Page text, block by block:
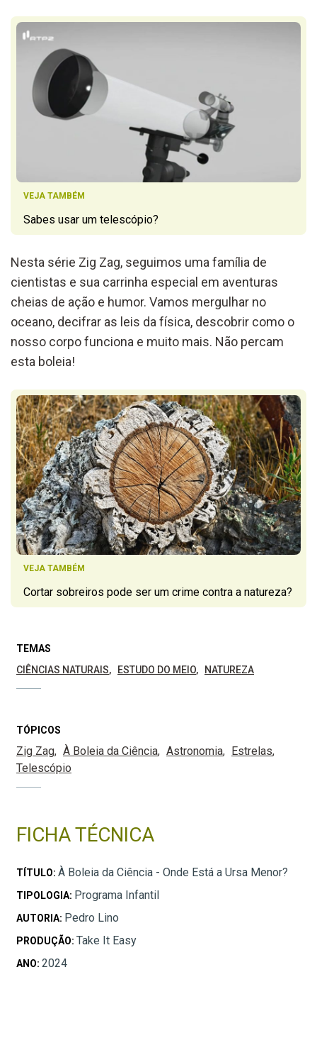
VEJA TAMBÉM
Sabes usar um telescópio?
Nesta série Zig Zag, seguimos uma família de
cientistas e sua carrinha especial em aventuras
cheias de ação e humor. Vamos mergulhar no
oceano, decifrar as leis da física, descobrir como o
nosso corpo funciona e muito mais. Não percam
esta boleia!
VEJA TAMBÉM
Cortar sobreiros pode ser um crime contra a natureza?
TEMAS
CIÊNCIAS NATURAIS
ESTUDO DO MEIO NATUREZA
TÓPICOS
Zig Zag À Boleia da Ciência Astronomia
Estrelas
Telescópio
FICHA TÉCNICA
TÍTULO: À Boleia da Ciência - Onde Está a Ursa Menor?
TIPOLOGIA: Programa Infantil
AUTORIA: Pedro Lino
PRODUÇÃO: Take It Easy
ANO: 2024